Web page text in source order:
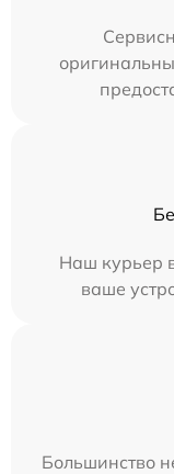
Наш курьер
ваше
Большинство